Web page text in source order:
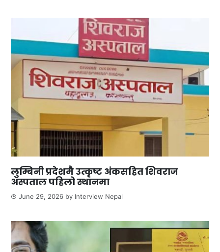
लुम्बिनी प्रदेशमै उत्कृष्ट अंकसहित शिवराज
अस्पताल पहिलो स्थानमा
June 29, 2026 by Interview Nepal